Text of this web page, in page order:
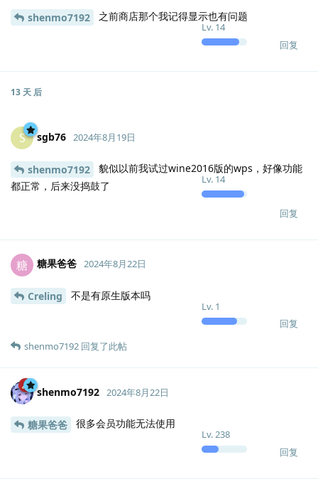
Lv. 14
shenmo7192 之前商店那个我记得显示也有问题
回复
13 天 后
S sgb76
Lv. 14
2024年8月19日
shenmo7192
貌似以前我试过wine2016版的wps，好像功能
都正常，后来没捣鼓了
回复
糖 糖果爸爸
Lv. 1
2024年8月22日
Creling 不是有原生版本吗
回复
shenmo7192 回复了此帖
shenmo7192
Lv.238
2024年8月22日
糖果爸爸 很多会员功能无法使用
回复